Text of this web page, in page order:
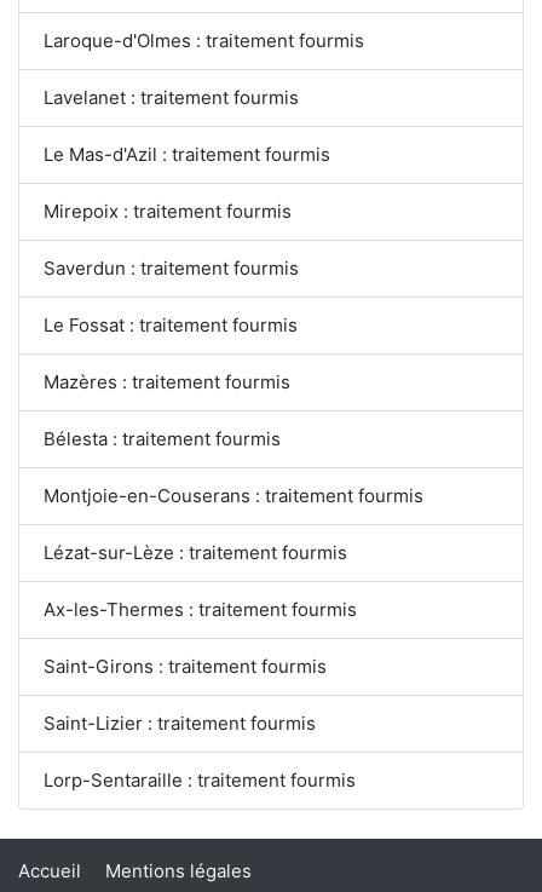
Laroque-d'Olmes : traitement fourmis
Lavelanet : traitement fourmis
Le Mas-d'Azil : traitement fourmis
Mirepoix : traitement fourmis
Saverdun : traitement fourmis
Le Fossat : traitement fourmis
Mazères : traitement fourmis
Bélesta : traitement fourmis
Montjoie-en-Couserans : traitement fourmis
Lézat-sur-Lèze : traitement fourmis
Ax-les-Thermes : traitement fourmis
Saint-Girons : traitement fourmis
Saint-Lizier : traitement fourmis
Lorp-Sentaraille : traitement fourmis
Accueil Mentions légales